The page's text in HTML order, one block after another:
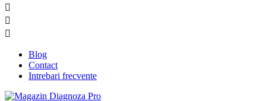



Blog
Contact
Intrebari frecvente